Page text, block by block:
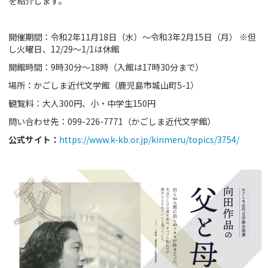
開催期間：令和2年11月18日（水）～令和3年2月15日（月） ※但
し火曜日、12/29～1/1は休館
開館時間：9時30分～18時（入館は17時30分まで）
場所：かごしま近代文学館（鹿児島市城山町5-1）
観覧料：大人300円、小・中学生150円
問い合わせ先：099-226-7771（かごしま近代文学館）
公式サイト ： https://www.k-kb.or.jp/kinmeru/topics/3754/